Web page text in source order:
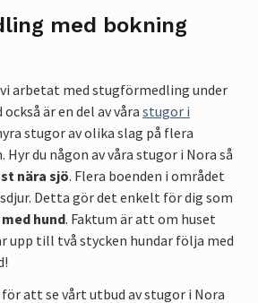
med bokning
arbetat med stugförmedling under
är en del av våra stugor i
stugor av olika slag på flera
du någon av våra stugor i Nora så
nära sjö. Flera boenden i området
Detta gör det enkelt för dig som
hund. Faktum är att om huset
upp till två stycken hundar följa med
att se vårt utbud av stugor i Nora